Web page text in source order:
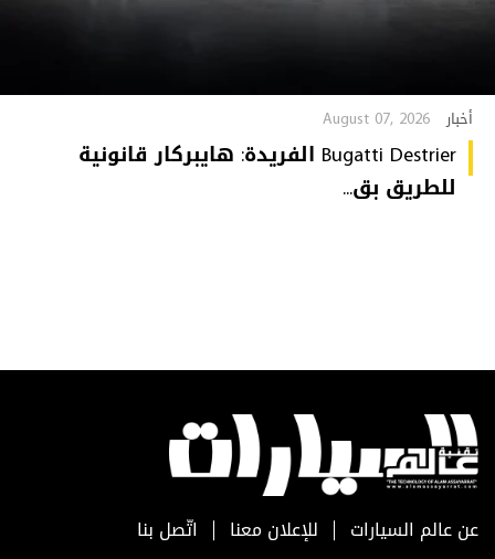
أخبار August 07, 2026
Bugatti Destrier الفريدة: هايبركار قانونية
للطريق بق...
عن عالم السيارات للإعلان معنا اتّصل بنا